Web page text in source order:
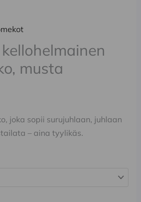
musta
joka sopii surujuhlaan, juhlaan
– aina tyylikäs.